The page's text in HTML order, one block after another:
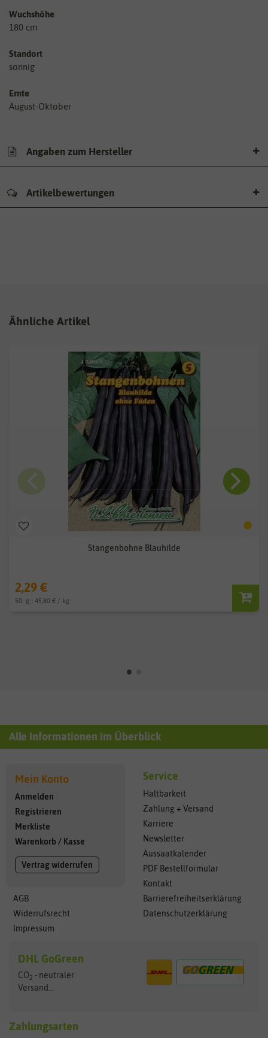
Wuchshöhe
180 cm
Standort
sonnig
Ernte
August-Oktober
Angaben zum Hersteller
Artikelbewertungen
Ähnliche Artikel
Stangenbohne Blauhilde
2,29 €
50 g | 45,80 € / kg
Alle Informationen im Überblick
Mein Konto
Anmelden
Registrieren
Merkliste
Warenkorb / Kasse
Vertrag widerrufen
AGB
Widerrufsrecht
Impressum
Service
Haltbarkeit
Zahlung + Versand
Karriere
Newsletter
Aussaatkalender
PDF Bestellformular
Kontakt
Barrierefreiheitserklärung
Datenschutzerklärung
DHL GoGreen
CO2 - neutraler
Versand...
Zahlungsarten